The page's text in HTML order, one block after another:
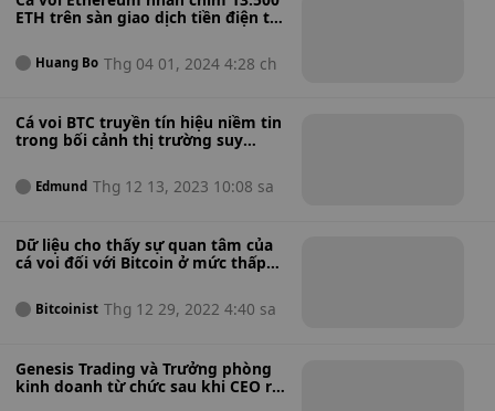
ETH trên sàn giao dịch tiền điện tử
Huang Bo Thg 04 01, 2024 4:28 ch
Cá voi BTC truyền tín hiệu niềm tin
trong bối cảnh thị trường suy
Edmund Thg 12 13, 2023 10:08 sa
Dữ liệu cho thấy sự quan tâm của
cá voi đối với Bitcoin ở mức thấp
Bitcoinist Thg 12 29, 2022 4:40 sa
Genesis Trading và Trưởng phòng
kinh doanh từ chức sau khi CEO rời